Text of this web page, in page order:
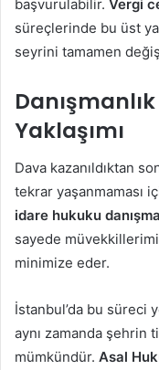
başvurulabilir. Vergi
süreçlerinde bu üst
seyrini tamamen
Yaklaşımı
Dava kazanıldıktan
tekrar yaşanmaması
idare hukuku
sayede
minimize eder.
İstanbul’da bu süreci
aynı zamanda şehrin
mümkündür. Asal